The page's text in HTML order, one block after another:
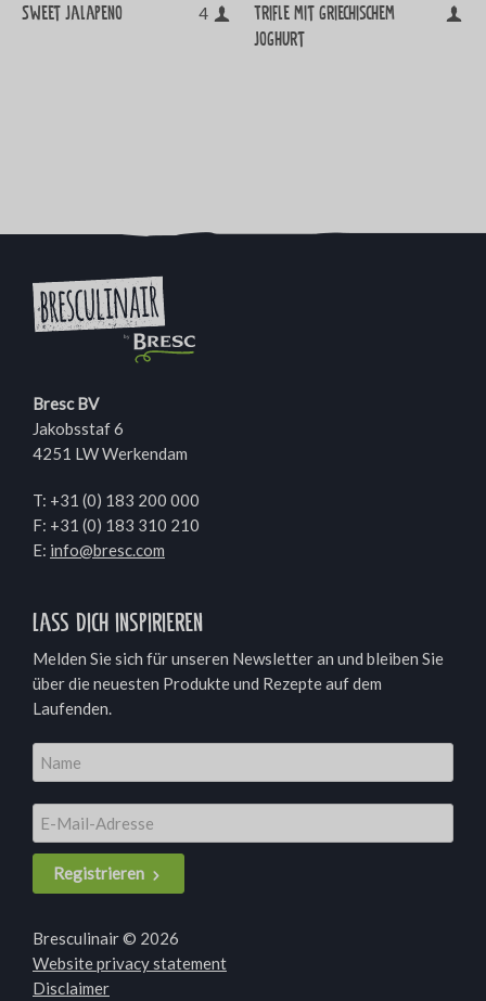
Sweet Jalapeno 4
Trifle mit griechischem
Joghurt
Bresc BV
Jakobsstaf 6
4251 LW Werkendam
T: +31 (0) 183 200 000
F: +31 (0) 183 310 210
E: info@bresc.com
Lass dich inspirieren
Melden Sie sich für unseren Newsletter an und bleiben Sie
über die neuesten Produkte und Rezepte auf dem
Laufenden.
Registrieren
Bresculinair © 2026
Website privacy statement
Disclaimer